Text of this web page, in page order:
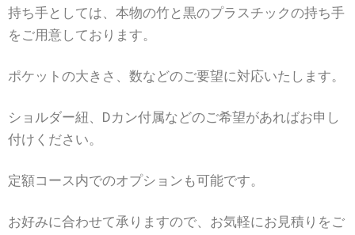
持ち手としては、本物の竹と黒のプラスチックの持ち手
をご用意しております。
ポケットの大きさ、数などのご要望に対応いたします。
ショルダー紐、Dカン付属などのご希望があればお申し
付けください。
定額コース内でのオプションも可能です。
お好みに合わせて承りますので、お気軽にお見積りをご